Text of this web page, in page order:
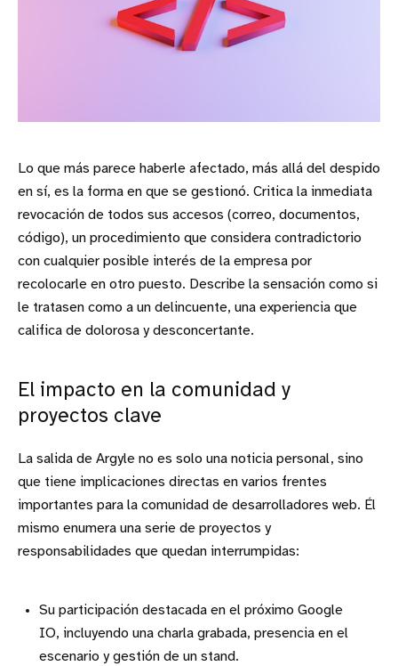
Lo que más parece haberle afectado, más allá del despido
en sí, es la forma en que se gestionó. Critica la inmediata
revocación de todos sus accesos (correo, documentos,
código), un procedimiento que considera contradictorio
con cualquier posible interés de la empresa por
recolocarle en otro puesto. Describe la sensación como si
le tratasen como a un delincuente, una experiencia que
califica de dolorosa y desconcertante.
El impacto en la comunidad y
proyectos clave
La salida de Argyle no es solo una noticia personal, sino
que tiene implicaciones directas en varios frentes
importantes para la comunidad de desarrolladores web. Él
mismo enumera una serie de proyectos y
responsabilidades que quedan interrumpidas:
Su participación destacada en el próximo Google
IO, incluyendo una charla grabada, presencia en el
escenario y gestión de un stand.